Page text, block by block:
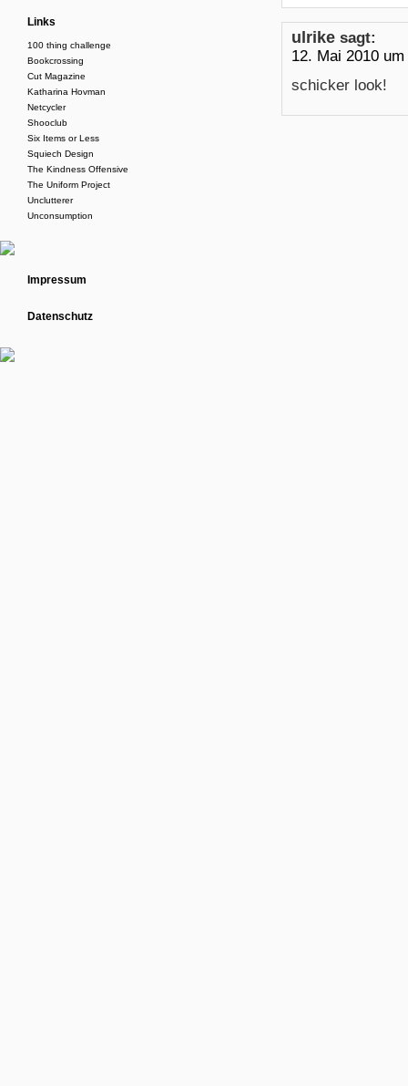
ulrike sagt:
12. Mai 2010
schicker look!
Links
100 thing challenge
Bookcrossing
Cut Magazine
Katharina Hovman
Netcycler
Shooclub
Six Items or Less
Squiech Design
The Kindness Offensive
The Uniform Project
Unclutterer
Unconsumption
Impressum
Datenschutz